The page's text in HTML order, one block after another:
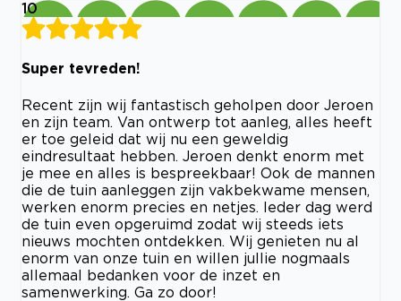
10
Super tevreden!
Recent zijn wij fantastisch geholpen door Jeroen
en zijn team. Van ontwerp tot aanleg, alles heeft
er toe geleid dat wij nu een geweldig
eindresultaat hebben. Jeroen denkt enorm met
je mee en alles is bespreekbaar! Ook de mannen
die de tuin aanleggen zijn vakbekwame mensen,
werken enorm precies en netjes. Ieder dag werd
de tuin even opgeruimd zodat wij steeds iets
nieuws mochten ontdekken. Wij genieten nu al
enorm van onze tuin en willen jullie nogmaals
allemaal bedanken voor de inzet en
samenwerking. Ga zo door!